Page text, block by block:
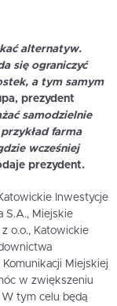
alternatyw.
się ograniczyć
a tym samym
, prezydent
samodzielnie
farma
wcześniej
prezydent.
Inwestycje
S.A., Miejskie
o.o., Katowickie
Miejskiej
w zwiększeniu
W tym celu będą